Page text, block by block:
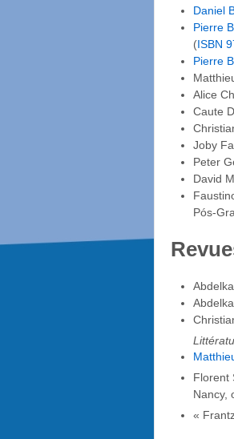
Daniel
Pierre
(ISBN
Pierre
Alice
Caute
Joby
Peter
David
Pós-
Florent
Nancy,
«